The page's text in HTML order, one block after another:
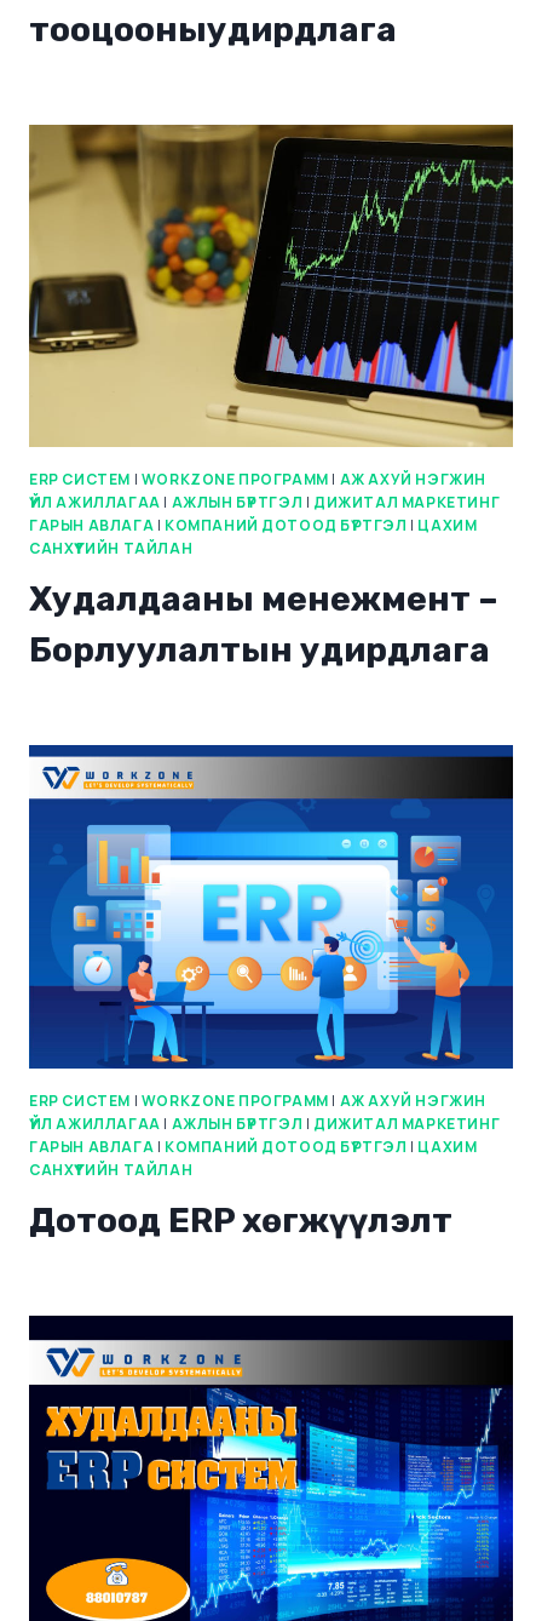
тооцооныудирдлага
ERP СИСТЕМ | WORKZONE ПРОГРАММ | АЖ АХУЙ НЭГЖИН
ҮЙЛ АЖИЛЛАГАА | АЖЛЫН БҮРТГЭЛ | ДИЖИТАЛ МАРКЕТИНГ
ГАРЫН АВЛАГА | КОМПАНИЙ ДОТООД БҮРТГЭЛ | ЦАХИМ
САНХҮҮГИЙН ТАЙЛАН
Худалдааны менежмент –
Борлуулалтын удирдлага
ERP СИСТЕМ | WORKZONE ПРОГРАММ | АЖ АХУЙ НЭГЖИН
ҮЙЛ АЖИЛЛАГАА | АЖЛЫН БҮРТГЭЛ | ДИЖИТАЛ МАРКЕТИНГ
ГАРЫН АВЛАГА | КОМПАНИЙ ДОТООД БҮРТГЭЛ | ЦАХИМ
САНХҮҮГИЙН ТАЙЛАН
Дотоод ERP хөгжүүлэлт